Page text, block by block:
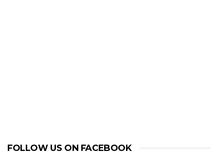
FOLLOW US ON FACEBOOK